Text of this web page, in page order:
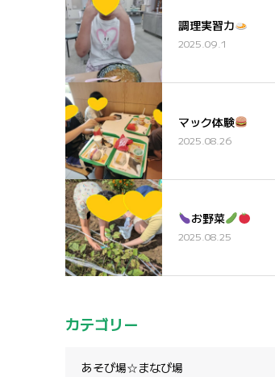
調理実習カ
2025.09.1
マック体験
2025.08.26
お野菜
2025.08.25
カテゴリー
あそび場☆まなび場